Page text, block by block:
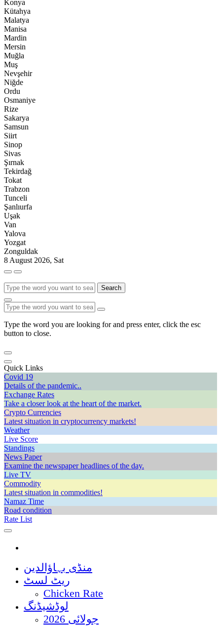
Konya
Kütahya
Malatya
Manisa
Mardin
Mersin
Muğla
Muş
Nevşehir
Niğde
Ordu
Osmaniye
Rize
Sakarya
Samsun
Siirt
Sinop
Sivas
Şırnak
Tekirdağ
Tokat
Trabzon
Tunceli
Şanlıurfa
Uşak
Van
Yalova
Yozgat
Zonguldak
8 August 2026, Sat
Search
Type the word you are looking for and press enter, click the esc
button to close.
Quick Links
Covid 19
Details of the pandemic..
Exchange Rates
Take a closer look at the heart of the market.
Crypto Currencies
Latest situation in cryptocurrency markets!
Weather
Live Score
Standings
News Paper
Examine the newspaper headlines of the day.
Live TV
Commodity
Latest situation in commodities!
Namaz Time
Road condition
Rate List
منڈی بہاؤالدین
ریٹ لسٹ
Chicken Rate
لوڈشیڈنگ
جولائی 2026